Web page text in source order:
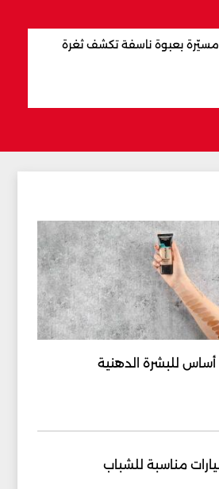
مسيّرة بعبوة ناسفة تكشف ثغرة
للبشرة الدهنية